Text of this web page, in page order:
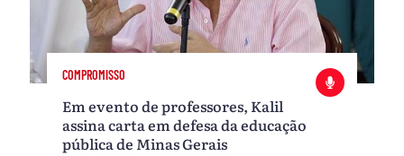
COMPROMISSO
Em evento de professores, Kalil
assina carta em defesa da educação
pública de Minas Gerais